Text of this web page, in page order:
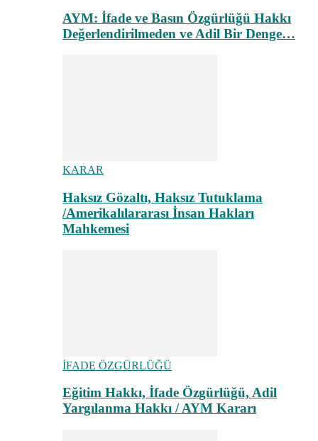
AYM: İfade ve Basın Özgürlüğü Hakkı
Değerlendirilmeden ve Adil Bir Denge…
KARAR
Haksız Gözaltı, Haksız Tutuklama
/Amerikalılararası İnsan Hakları
Mahkemesi
İFADE ÖZGÜRLÜĞÜ
Eğitim Hakkı, İfade Özgürlüğü, Adil
Yargılanma Hakkı / AYM Kararı